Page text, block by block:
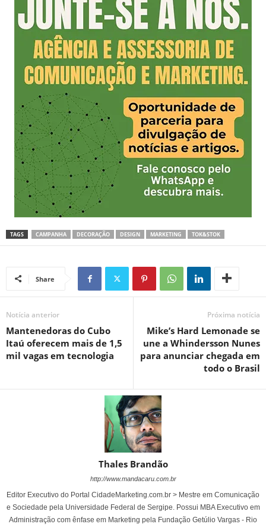
TAGS CAMPANHA DECORAÇÃO DESIGN MARKETING TOK&STOK
Share
Notícia anterior
Mantenedoras do Cubo
Itaú oferecem mais de 1,5
mil vagas em tecnologia
Próxima notícia
Mike’s Hard Lemonade se
une a Whindersson Nunes
para anunciar chegada em
todo o Brasil
Thales Brandão
http://www.mandacaru.com.br
Editor Executivo do Portal CidadeMarketing.com.br > Mestre em Comunicação
e Sociedade pela Universidade Federal de Sergipe. Possui MBA Executivo em
Administração com ênfase em Marketing pela Fundação Getúlio Vargas - Rio